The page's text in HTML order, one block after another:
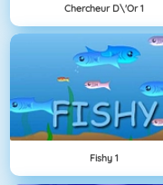
Chercheur D\'Or 1
Fishy 1